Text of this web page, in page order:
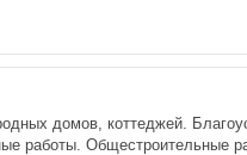
домов, коттеджей.
работы. Общестроительные